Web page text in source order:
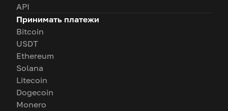
API
Принимать платежи
Bitcoin
USDT
Ethereum
Solana
Litecoin
Dogecoin
Monero